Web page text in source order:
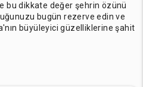
bu dikkate değer şehrin özünü
bugün rezerve edin ve
büyüleyici güzelliklerine şahit